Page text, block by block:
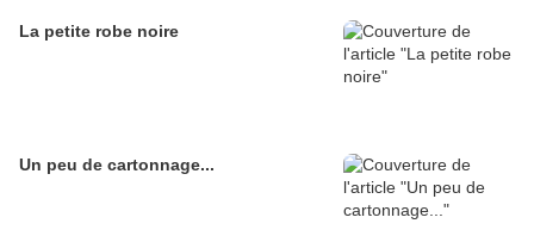
La petite robe noire
Un peu de cartonnage...